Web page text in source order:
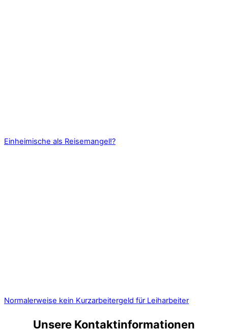
Einheimische als Reisemangel!?
Normalerweise kein Kurzarbeitergeld für Leiharbeiter
Unsere Kontaktinformationen